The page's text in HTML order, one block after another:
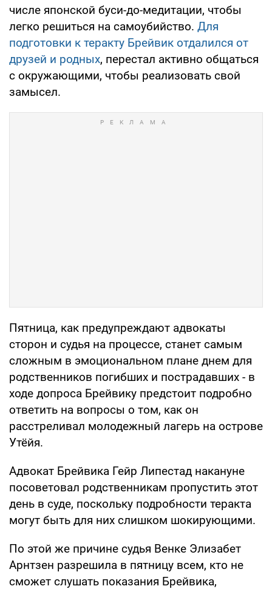
числе японской буси-до-медитации, чтобы
легко решиться на самоубийство. Для
подготовки к теракту Брейвик отдалился от
друзей и родных, перестал активно общаться
с окружающими, чтобы реализовать свой
замысел.
Пятница, как предупреждают адвокаты
сторон и судья на процессе, станет самым
сложным в эмоциональном плане днем для
родственников погибших и пострадавших - в
ходе допроса Брейвику предстоит подробно
ответить на вопросы о том, как он
расстреливал молодежный лагерь на острове
Утёйя.
Адвокат Брейвика Гейр Липестад накануне
посоветовал родственникам пропустить этот
день в суде, поскольку подробности теракта
могут быть для них слишком шокирующими.
По этой же причине судья Венке Элизабет
Арнтзен разрешила в пятницу всем, кто не
сможет слушать показания Брейвика,